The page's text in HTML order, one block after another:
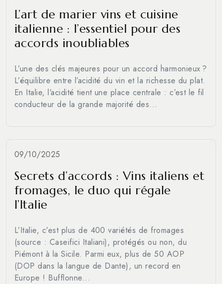
L’art de marier vins et cuisine
italienne : l’essentiel pour des
accords inoubliables
L’une des clés majeures pour un accord harmonieux ?
L’équilibre entre l’acidité du vin et la richesse du plat.
En Italie, l’acidité tient une place centrale : c’est le fil
conducteur de la grande majorité des...
09/10/2025
Secrets d’accords : Vins italiens et
fromages, le duo qui régale
l’Italie
L’Italie, c’est plus de 400 variétés de fromages
(source : Caseifici Italiani), protégés ou non, du
Piémont à la Sicile. Parmi eux, plus de 50 AOP
(DOP dans la langue de Dante), un record en
Europe ! Bufflonne...